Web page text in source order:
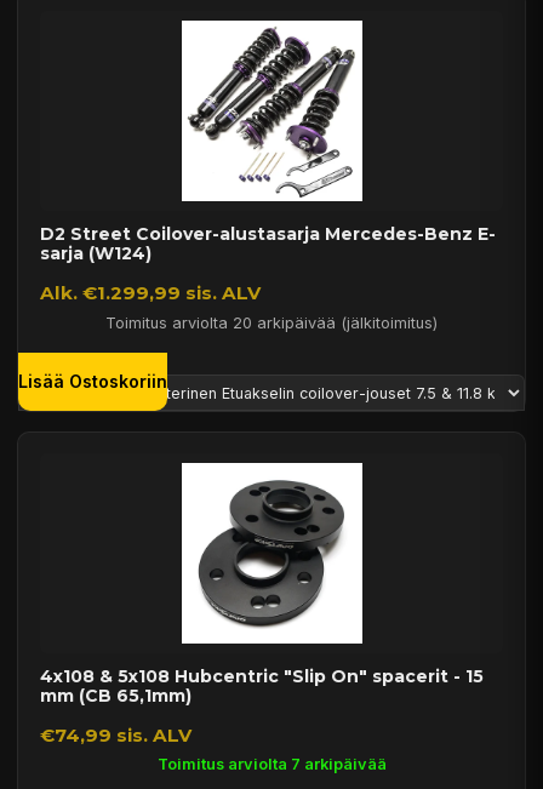
D2 Street Coilover-alustasarja Mercedes-Benz E-
sarja (W124)
Alk. €1.299,99 sis. ALV
Toimitus arviolta 20 arkipäivää (jälkitoimitus)
Lisää Ostoskoriin
4x108 & 5x108 Hubcentric "Slip On" spacerit - 15
mm (CB 65,1mm)
€74,99 sis. ALV
Toimitus arviolta 7 arkipäivää